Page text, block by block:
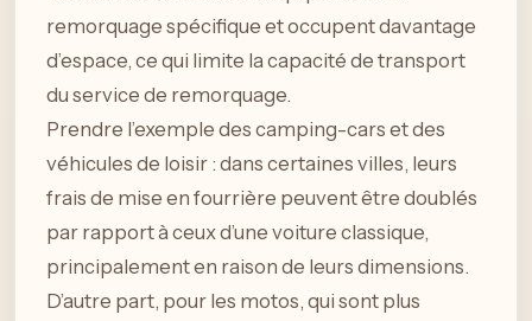
remorquage spécifique et occupent davantage
d’espace, ce qui limite la capacité de transport
du service de remorquage.
Prendre l’exemple des camping-cars et des
véhicules de loisir : dans certaines villes, leurs
frais de mise en fourrière peuvent être doublés
par rapport à ceux d’une voiture classique,
principalement en raison de leurs dimensions.
D’autre part, pour les motos, qui sont plus